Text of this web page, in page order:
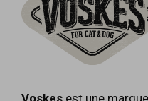
Voskes est une